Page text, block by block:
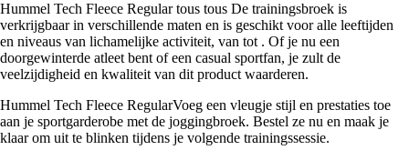
Hummel Tech Fleece Regular tous tous De trainingsbroek is
verkrijgbaar in verschillende maten en is geschikt voor alle leeftijden
en niveaus van lichamelijke activiteit, van tot . Of je nu een
doorgewinterde atleet bent of een casual sportfan, je zult de
veelzijdigheid en kwaliteit van dit product waarderen.
Hummel Tech Fleece RegularVoeg een vleugje stijl en prestaties toe
aan je sportgarderobe met de joggingbroek. Bestel ze nu en maak je
klaar om uit te blinken tijdens je volgende trainingssessie.